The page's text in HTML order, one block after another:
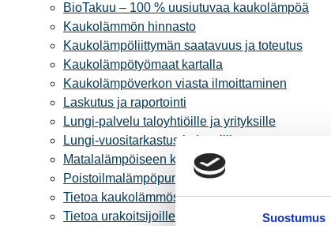
Suostumus
BioTakuu – 100 % uusiutuvaa kaukolämpöä
Kaukolämmön hinnasto
Kaukolämpöliittymän saatavuus ja toteutus
Kaukolämpötyömaat kartalla
Kaukolämpöverkon viasta ilmoittaminen
Laskutus ja raportointi
Lungi-palvelu taloyhtiöille ja yrityksille
Lungi-vuositarkastus kuluttajille
Matalalämpöiseen kaukolämpöön siirtyminen
Poistoilmalämpöpumppu kaukolämpötaloon
Tietoa kaukolämmöstä
Tietoa urakoitsijoille